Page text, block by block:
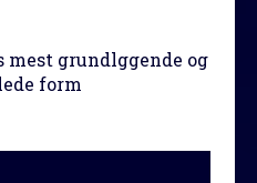
mest grundlggende og
form